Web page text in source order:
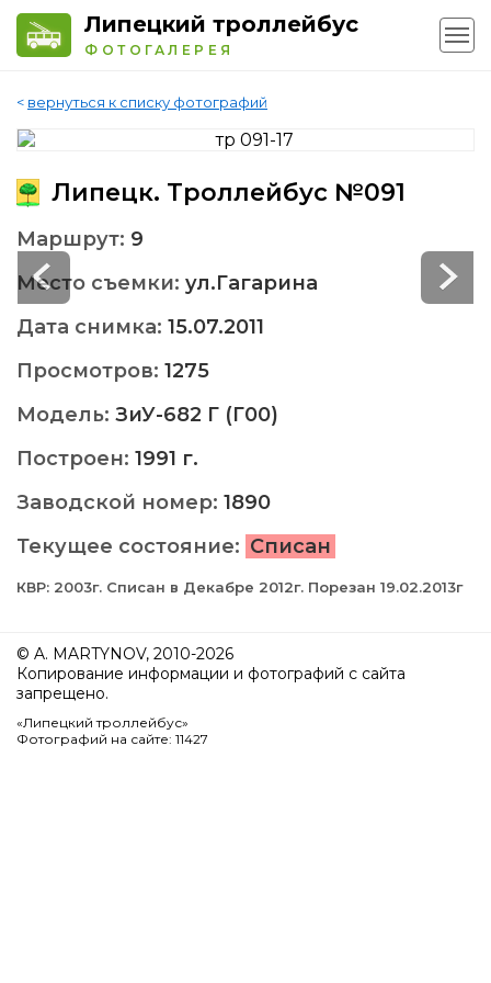
Липецкий троллейбус
ФОТОГАЛЕРЕЯ
< вернуться к списку фотографий
Липецк. Троллейбус №091
Маршрут: 9
Место съемки: ул.Гагарина
Дата снимка: 15.07.2011
Просмотров: 1275
Модель: ЗиУ-682 Г (Г00)
Построен: 1991 г.
Заводской номер: 1890
Текущее состояние: Списан
КВР: 2003г. Списан в Декабре 2012г. Порезан 19.02.2013г
© A. MARTYNOV, 2010-2026
Копирование информации и фотографий с сайта
запрещено.
«Липецкий троллейбус»
Фотографий на сайте: 11427